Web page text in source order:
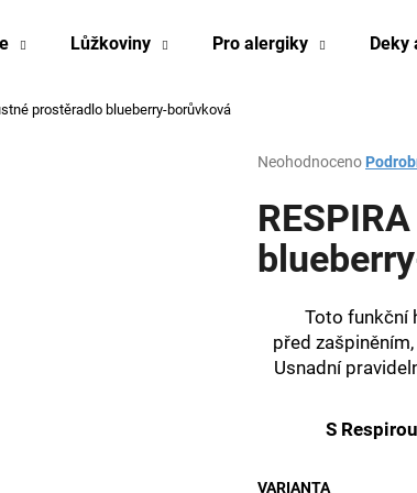
Lůžkoviny Pro alergiky Deky
prostěradlo blueberry-borůvková
Průměrné
produktu
je
0,0
z
hvězdiček.
Neohodnoceno
Toto funkční
před
Usnadní
S
VARIANTA
Co potřebujete najít?
HLEDAT